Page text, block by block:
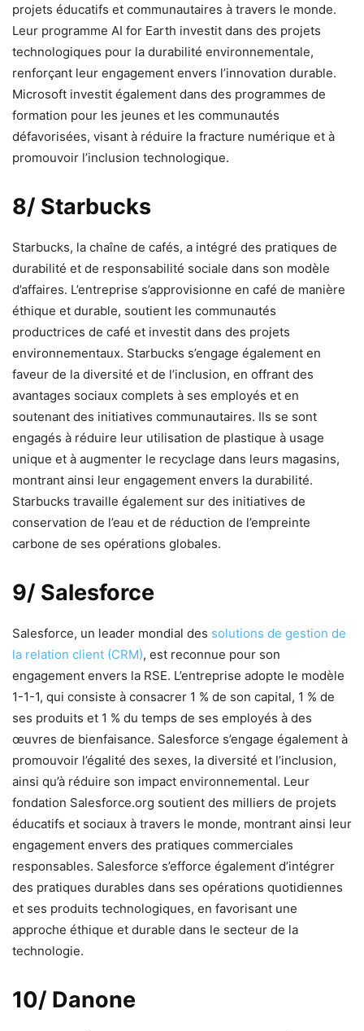
projets éducatifs et communautaires à travers le monde.
Leur programme AI for Earth investit dans des projets
technologiques pour la durabilité environnementale,
renforçant leur engagement envers l’innovation durable.
Microsoft investit également dans des programmes de
formation pour les jeunes et les communautés
défavorisées, visant à réduire la fracture numérique et à
promouvoir l’inclusion technologique.
8/ Starbucks
Starbucks, la chaîne de cafés, a intégré des pratiques de
durabilité et de responsabilité sociale dans son modèle
d’affaires. L’entreprise s’approvisionne en café de manière
éthique et durable, soutient les communautés
productrices de café et investit dans des projets
environnementaux. Starbucks s’engage également en
faveur de la diversité et de l’inclusion, en offrant des
avantages sociaux complets à ses employés et en
soutenant des initiatives communautaires. Ils se sont
engagés à réduire leur utilisation de plastique à usage
unique et à augmenter le recyclage dans leurs magasins,
montrant ainsi leur engagement envers la durabilité.
Starbucks travaille également sur des initiatives de
conservation de l’eau et de réduction de l’empreinte
carbone de ses opérations globales.
9/ Salesforce
Salesforce, un leader mondial des solutions de gestion de
la relation client (CRM), est reconnue pour son
engagement envers la RSE. L’entreprise adopte le modèle
1-1-1, qui consiste à consacrer 1 % de son capital, 1 % de
ses produits et 1 % du temps de ses employés à des
œuvres de bienfaisance. Salesforce s’engage également à
promouvoir l’égalité des sexes, la diversité et l’inclusion,
ainsi qu’à réduire son impact environnemental. Leur
fondation Salesforce.org soutient des milliers de projets
éducatifs et sociaux à travers le monde, montrant ainsi leur
engagement envers des pratiques commerciales
responsables. Salesforce s’efforce également d’intégrer
des pratiques durables dans ses opérations quotidiennes
et ses produits technologiques, en favorisant une
approche éthique et durable dans le secteur de la
technologie.
10/ Danone